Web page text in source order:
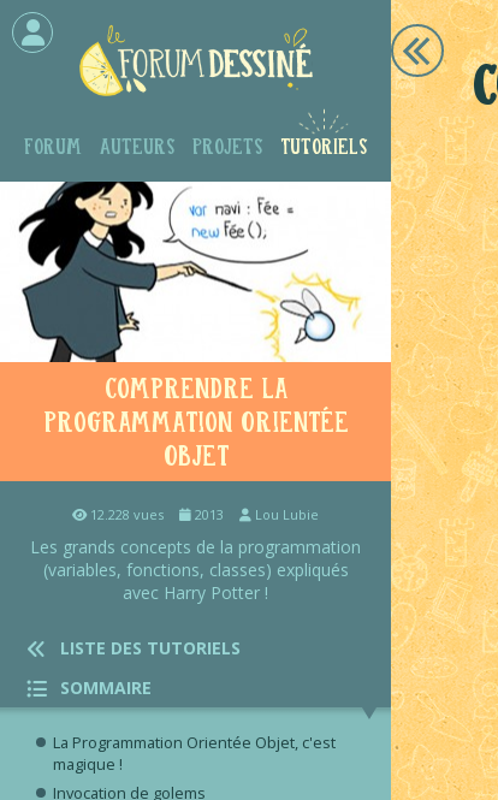
Forum Auteurs Projets Tutoriels
Comprendre la
Programmation Orientée
Objet
12.228 vues 2013 Lou Lubie
Les grands concepts de la programmation
(variables, fonctions, classes) expliqués
avec Harry Potter !
LISTE DES TUTORIELS
SOMMAIRE
La Programmation Orientée Objet, c'est
magique !
Invocation de golems